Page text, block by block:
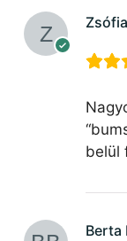
Zsófia
belül
Berta